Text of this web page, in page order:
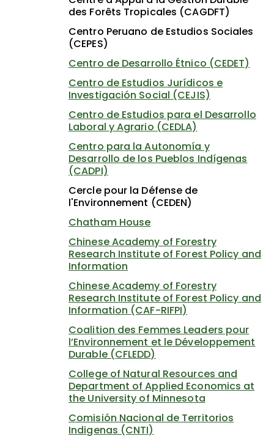
des Forêts Tropicales (CAGDFT)
Centro Peruano de Estudios Sociales
(CEPES)
Centro de Desarrollo Étnico (CEDET)
Centro de Estudios Jurídicos e
Investigación Social (CEJIS)
Centro de Estudios para el Desarrollo
Laboral y Agrario (CEDLA)
Centro para la Autonomía y
Desarrollo de los Pueblos Indígenas
(CADPI)
Cercle pour la Défense de
l'Environnement (CEDEN)
Chatham House
Chinese Academy of Forestry
Research Institute of Forest Policy and
Information
Chinese Academy of Forestry
Research Institute of Forest Policy and
Information (CAF-RIFPI)
Coalition des Femmes Leaders pour
l’Environnement et le Développement
Durable (CFLEDD)
College of Natural Resources and
Department of Applied Economics at
the University of Minnesota
Comisión Nacional de Territorios
Indigenas (CNTI)